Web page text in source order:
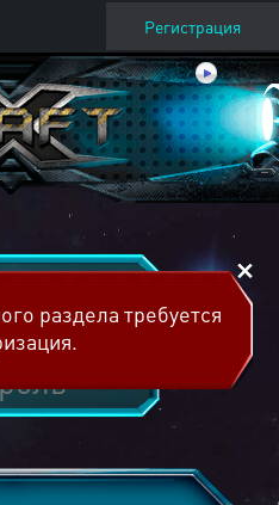
Регистрация
раздела требуется